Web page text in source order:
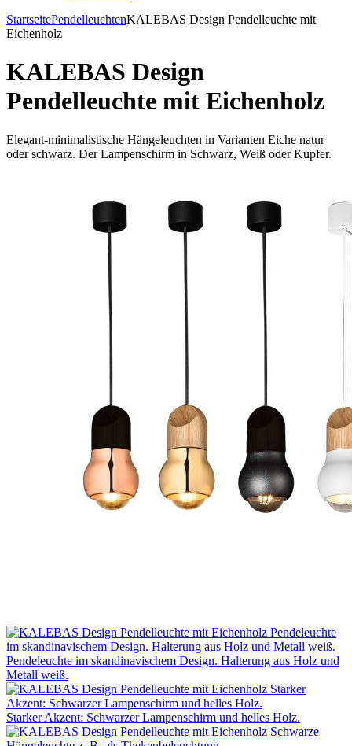
StartseitePendelleuchtenKALEBAS Design Pendelleuchte mit
Eichenholz
KALEBAS Design
Pendelleuchte mit Eichenholz
Elegant-minimalistische Hängeleuchten in Varianten Eiche natur
oder schwarz. Der Lampenschirm in Schwarz, Weiß oder Kupfer.
Pendeleuchte im skandinavischem Design. Halterung aus Holz und
Metall weiß.
Starker Akzent: Schwarzer Lampenschirm und helles Holz.